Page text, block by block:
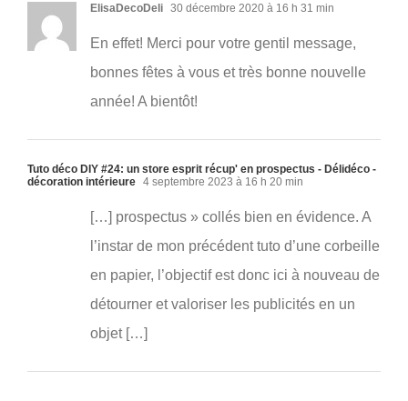
ElisaDecoDeli 30 décembre 2020 à 16 h 31 min
En effet! Merci pour votre gentil message,
bonnes fêtes à vous et très bonne nouvelle
année! A bientôt!
Tuto déco DIY #24: un store esprit récup' en prospectus - Délidéco -
décoration intérieure 4 septembre 2023 à 16 h 20 min
[…] prospectus » collés bien en évidence. A
l’instar de mon précédent tuto d’une corbeille
en papier, l’objectif est donc ici à nouveau de
détourner et valoriser les publicités en un
objet […]